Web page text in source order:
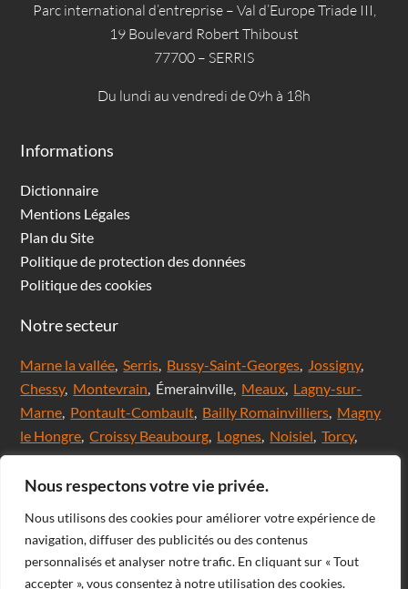
Nous respectons votre vie privée.
Nous utilisons des cookies pour améliorer votre expérience de
navigation, diffuser des publicités ou des contenus
personnalisés et analyser notre trafic. En cliquant sur « Tout
accepter », vous consentez à notre utilisation des cookies.
Parc international d’entreprise – Val d’Europe Triade III,
19 Boulevard Robert Thiboust
77700 – SERRIS
Du lundi au vendredi de 09h à 18h
Informations
Dictionnaire
Mentions Légales
Plan du Site
Politique de protection des données
Politique des cookies
Notre secteur
Marne la vallée,Serris, Bussy-Saint-Georges, Jossigny,
Chessy, Montevrain, Émerainville, Meaux, Lagny-sur-
Marne, Pontault-Combault, Bailly Romainvilliers, Magny
le Hongre,Croissy Beaubourg, Lognes, Noisiel,Torcy,
Chanteloup en brie,Saint Thibault des Vignes,Val
d'Europe,Coupvray , Chalifert, Esbly, Thorigny,
Comte, Meaux, Mareuil les Meaux, Nanteuil les Meaux,
Roissy-En-Brie, Champs-sur-Marne, Noisiel, Chelles,